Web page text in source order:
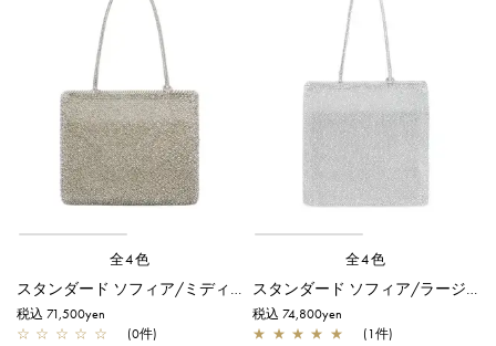
全4色
スタンダード ソフィア/ミディアム/カーキシルバー
税込 71,500yen
☆ ☆ ☆ ☆ ☆ (0件)
全4色
スタンダード ソフィア/ラージ/シルバー
税込 74,800yen
★ ★ ★ ★ ★ (1件)